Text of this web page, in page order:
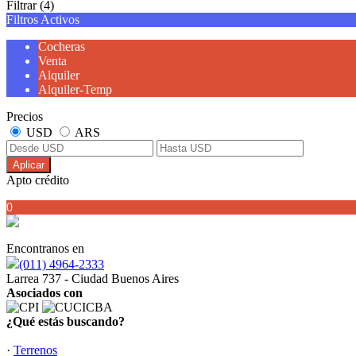
Filtrar (4)
Filtros Activos
Cocheras
Venta
Alquiler
Alquiler-Temp
Precios
USD
ARS
Aplicar
Apto crédito
0
Encontranos en
(011) 4964-2333
Larrea 737 - Ciudad Buenos Aires
Asociados con
¿Qué estás buscando?
· Terrenos